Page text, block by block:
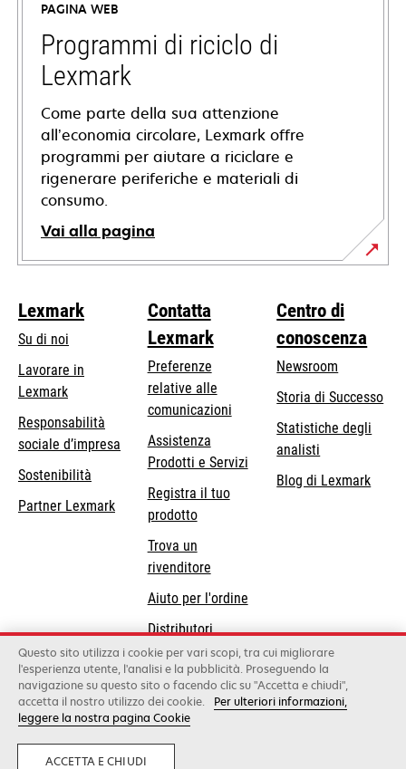
una
nuova
scheda
PAGINA WEB
Programmi di riciclo di
Lexmark
Come parte della sua attenzione
all’economia circolare, Lexmark offre
programmi per aiutare a riciclare e
rigenerare periferiche e materiali di
consumo.
Vai alla pagina
Lexmark
Su di noi
Lavorare in
Lexmark
Responsabilità
sociale d’impresa
scheda
Sostenibilità
Partner Lexmark
Contatta
Lexmark
Preferenze
relative alle
comunicazioni
Assistenza
Prodotti e Servizi
Registra il tuo
prodotto
Trova un
rivenditore
Aiuto per l'ordine
Distributori
Lexmark
Centro di
conoscenza
Newsroom
Storia di Successo
Statistiche degli
analisti
Blog di Lexmark
Lexmark International, Inc., a Xerox Company
©2026 Tutti i diritti sono riservati.
Generali
Whistleblowing
Questo sito utilizza i cookie per vari scopi, tra cui migliorare
l'esperienza utente, l'analisi e la pubblicità. Proseguendo la
navigazione su questo sito o facendo clic su "Accetta e chiudi",
accetta il nostro utilizzo dei cookie.
Per ulteriori informazioni,
leggere la nostra pagina Cookie
ACCETTA E CHIUDI